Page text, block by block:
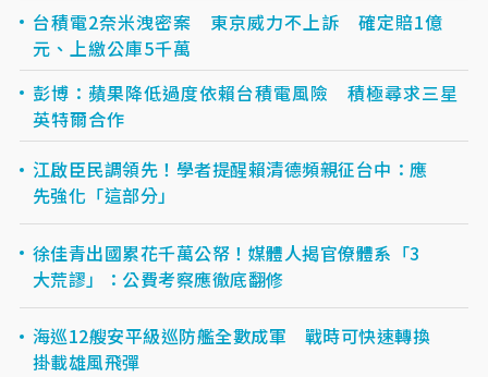
台積電2奈米洩密案 東京威力不上訴 確定賠1億
元、上繳公庫5千萬
彭博：蘋果降低過度依賴台積電風險 積極尋求三星
英特爾合作
江啟臣民調領先！學者提醒賴清德頻親征台中：應
先強化「這部分」
徐佳青出國累花千萬公帑！媒體人揭官僚體系「3
大荒謬」：公費考察應徹底翻修
海巡12艘安平級巡防艦全數成軍 戰時可快速轉換
掛載雄風飛彈